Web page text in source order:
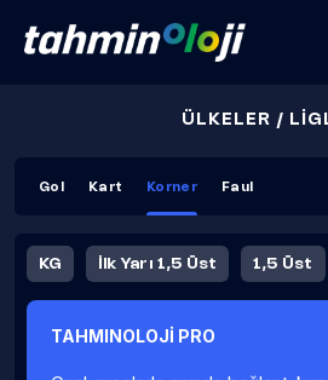
ÜLKELER /
Gol Kart Korner Faul
KG İlk Yarı 1,5 Üst 1,5 Üst
TAHMINOLOJİ PRO